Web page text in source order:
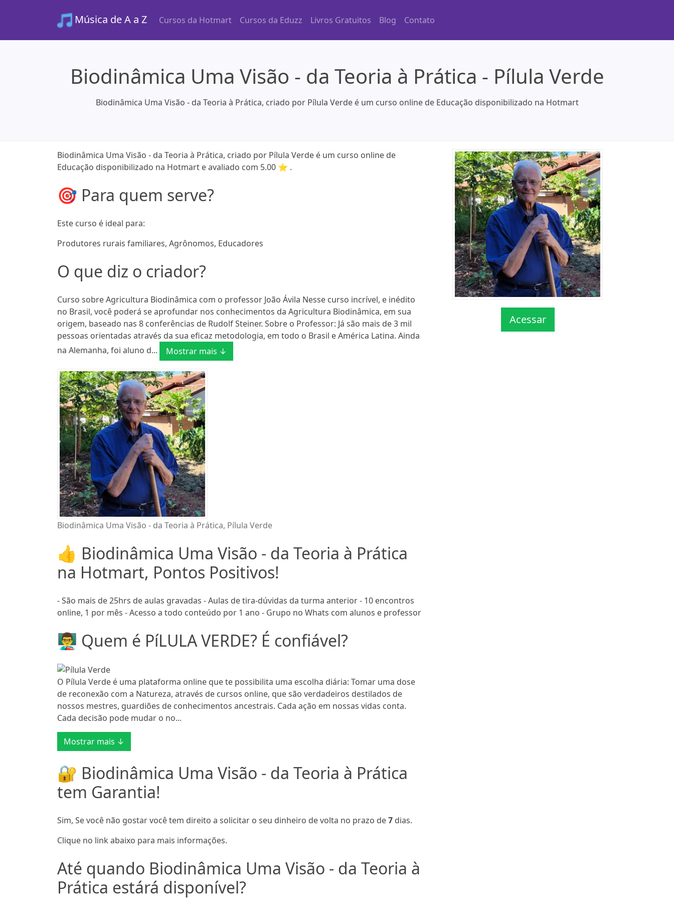
Música de A a Z Cursos da Hotmart Cursos da Eduzz Livros Gratuitos Blog Contato
Biodinâmica Uma Visão - da Teoria à Prática - Pílula Verde
Biodinâmica Uma Visão - da Teoria à Prática, criado por Pílula Verde é um curso online de Educação disponibilizado na Hotmart
Biodinâmica Uma Visão - da Teoria à Prática, criado por Pílula Verde é um curso online de
Educação disponibilizado na Hotmart e avaliado com 5.00 ⭐ .
🎯 Para quem serve?
Este curso é ideal para:
Produtores rurais familiares, Agrônomos, Educadores
O que diz o criador?
Curso sobre Agricultura Biodinâmica com o professor João Ávila Nesse curso incrível, e inédito
no Brasil, você poderá se aprofundar nos conhecimentos da Agricultura Biodinâmica, em sua
origem, baseado nas 8 conferências de Rudolf Steiner. Sobre o Professor: Já são mais de 3 mil
pessoas orientadas através da sua eficaz metodologia, em todo o Brasil e América Latina. Ainda
na Alemanha, foi aluno d...
Mostrar mais ↓
Biodinâmica Uma Visão - da Teoria à Prática, Pílula Verde
👍 Biodinâmica Uma Visão - da Teoria à Prática
na Hotmart, Pontos Positivos!
- São mais de 25hrs de aulas gravadas - Aulas de tira-dúvidas da turma anterior - 10 encontros
online, 1 por mês - Acesso a todo conteúdo por 1 ano - Grupo no Whats com alunos e professor
👨‍🏫 Quem é PíLULA VERDE? É confiável?
O Pílula Verde é uma plataforma online que te possibilita uma escolha diária: Tomar uma dose
de reconexão com a Natureza, através de cursos online, que são verdadeiros destilados de
nossos mestres, guardiões de conhecimentos ancestrais. Cada ação em nossas vidas conta.
Cada decisão pode mudar o no...
Mostrar mais ↓
🔐 Biodinâmica Uma Visão - da Teoria à Prática
tem Garantia!
Sim, Se você não gostar você tem direito a solicitar o seu dinheiro de volta no prazo de7 dias.
Clique no link abaixo para mais informações.
Até quando Biodinâmica Uma Visão - da Teoria à
Prática estárá disponível?
Acessar